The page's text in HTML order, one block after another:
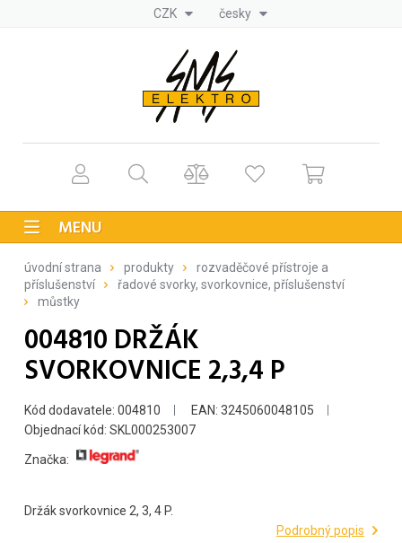
CZK česky
MENU
úvodní strana produkty
rozvaděčové přístroje a
příslušenství
řadové svorky, svorkovnice, příslušenství
můstky
004810 DRŽÁK
SVORKOVNICE 2,3,4 P
Kód dodavatele: 004810
EAN: 3245060048105
Objednací kód: SKL000253007
Značka:
Držák svorkovnice 2, 3, 4 P.
Podrobný popis